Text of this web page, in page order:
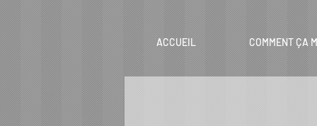
ACCUEIL COMMENT ÇA